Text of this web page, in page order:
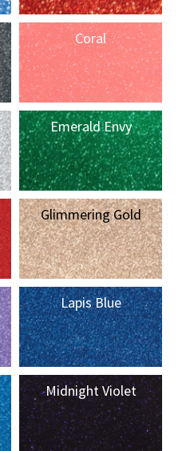
Coral
Emerald Envy
Glimmering Gold
Lapis Blue
Midnight Violet